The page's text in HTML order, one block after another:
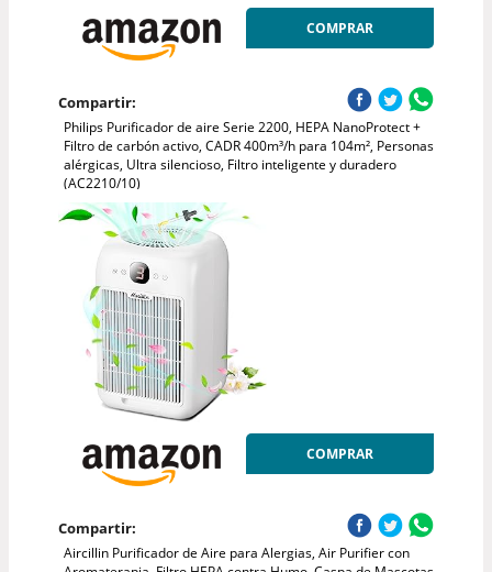
COMPRAR
Compartir:
Philips Purificador de aire Serie 2200, HEPA NanoProtect +
Filtro de carbón activo, CADR 400m³/h para 104m², Personas
alérgicas, Ultra silencioso, Filtro inteligente y duradero
(AC2210/10)
COMPRAR
Compartir:
Aircillin Purificador de Aire para Alergias, Air Purifier con